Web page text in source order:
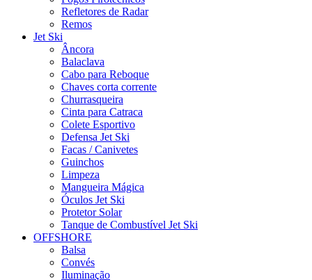
Refletores de Radar
Remos
Jet Ski
Âncora
Balaclava
Cabo para Reboque
Chaves corta corrente
Churrasqueira
Cinta para Catraca
Colete Esportivo
Defensa Jet Ski
Facas / Canivetes
Guinchos
Limpeza
Mangueira Mágica
Óculos Jet Ski
Protetor Solar
Tanque de Combustível Jet Ski
OFFSHORE
Balsa
Convés
Iluminação